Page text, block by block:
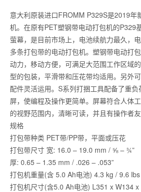
意大利原装进口FROMM P329S是2019年
机。在原有PET塑钢带电动打包机的P329
萤幕，是目前市场上，电池续航力最久，
多条打包带的电动打包机。塑钢带电动打
动力，移动方便，可满足大范围工作区域
型的包装，平滑带和压花带均适用。另外
配件灵活运用。S系列打捆工具配备了重
屏，使编程及操作更简单。屏幕符合人体
的视野范围内，清晰可读，并且有操作者友
规格
打包带种类 PET带/PP带，平面或压花
打包带尺寸 宽: 16.0 – 19.0 mm / ⅝ – ¾”
厚: 0.65 – 1.35 mm / .026 – .053”
打包机重量(含 5.0 Ah电池) 4.3 kg / 9.6 lbs
打包机尺寸(含5.0 Ah电池) L351 x W134